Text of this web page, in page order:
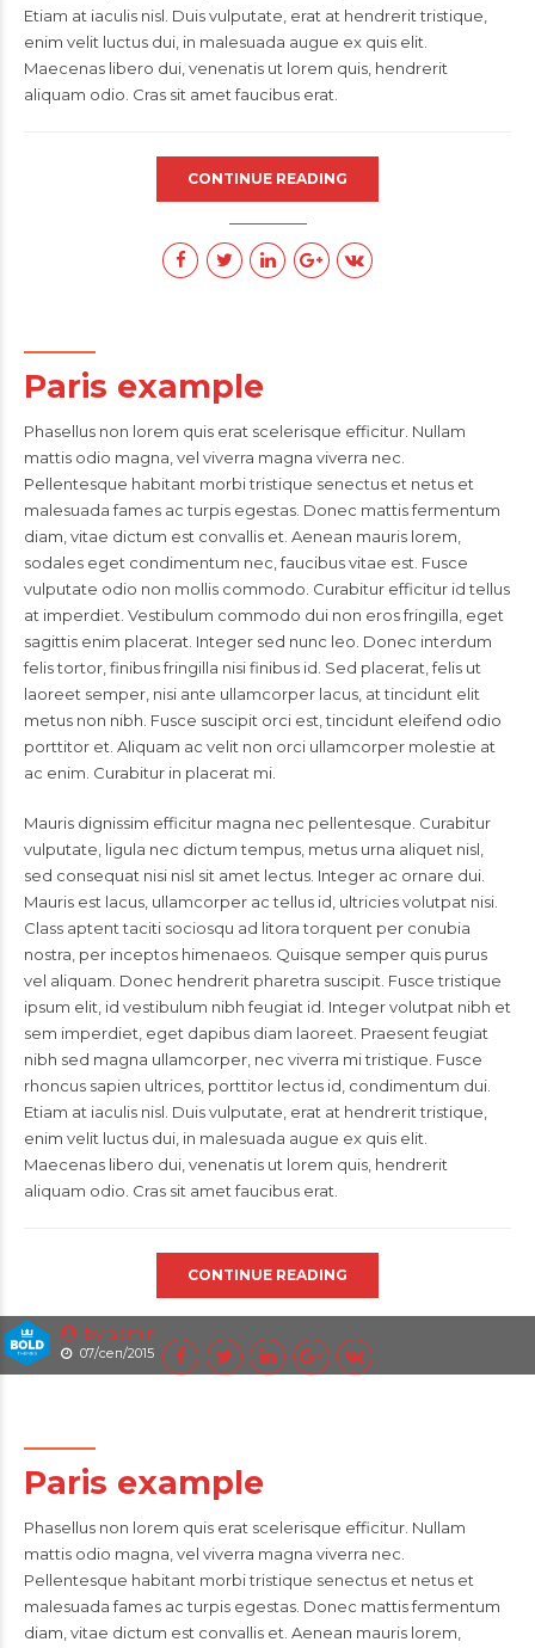
Etiam at iaculis nisl. Duis vulputate, erat at hendrerit tristique,
enim velit luctus dui, in malesuada augue ex quis elit.
Maecenas libero dui, venenatis ut lorem quis, hendrerit
aliquam odio. Cras sit amet faucibus erat.
CONTINUE READING
by admin
07/сеп/2015
Paris example
Phasellus non lorem quis erat scelerisque efficitur. Nullam
mattis odio magna, vel viverra magna viverra nec.
Pellentesque habitant morbi tristique senectus et netus et
malesuada fames ac turpis egestas. Donec mattis fermentum
diam, vitae dictum est convallis et. Aenean mauris lorem,
sodales eget condimentum nec, faucibus vitae est. Fusce
vulputate odio non mollis commodo. Curabitur efficitur id tellus
at imperdiet. Vestibulum commodo dui non eros fringilla, eget
sagittis enim placerat. Integer sed nunc leo. Donec interdum
felis tortor, finibus fringilla nisi finibus id. Sed placerat, felis ut
laoreet semper, nisi ante ullamcorper lacus, at tincidunt elit
metus non nibh. Fusce suscipit orci est, tincidunt eleifend odio
porttitor et. Aliquam ac velit non orci ullamcorper molestie at
ac enim. Curabitur in placerat mi.
Mauris dignissim efficitur magna nec pellentesque. Curabitur
vulputate, ligula nec dictum tempus, metus urna aliquet nisl,
sed consequat nisi nisl sit amet lectus. Integer ac ornare dui.
Mauris est lacus, ullamcorper ac tellus id, ultricies volutpat nisi.
Class aptent taciti sociosqu ad litora torquent per conubia
nostra, per inceptos himenaeos. Quisque semper quis purus
vel aliquam. Donec hendrerit pharetra suscipit. Fusce tristique
ipsum elit, id vestibulum nibh feugiat id. Integer volutpat nibh et
sem imperdiet, eget dapibus diam laoreet. Praesent feugiat
nibh sed magna ullamcorper, nec viverra mi tristique. Fusce
rhoncus sapien ultrices, porttitor lectus id, condimentum dui.
Etiam at iaculis nisl. Duis vulputate, erat at hendrerit tristique,
enim velit luctus dui, in malesuada augue ex quis elit.
Maecenas libero dui, venenatis ut lorem quis, hendrerit
aliquam odio. Cras sit amet faucibus erat.
CONTINUE READING
Paris example
Phasellus non lorem quis erat scelerisque efficitur. Nullam
mattis odio magna, vel viverra magna viverra nec.
Pellentesque habitant morbi tristique senectus et netus et
malesuada fames ac turpis egestas. Donec mattis fermentum
diam, vitae dictum est convallis et. Aenean mauris lorem,